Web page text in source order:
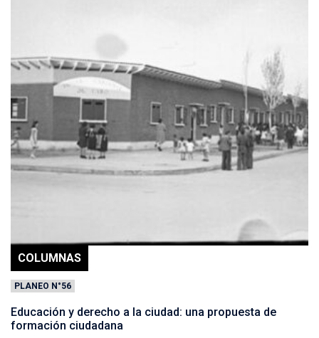
COLUMNAS
PLANEO N°56
Educación y derecho a la ciudad: una propuesta de
formación ciudadana